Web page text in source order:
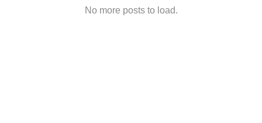
No more posts to load.